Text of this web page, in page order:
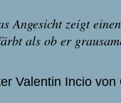
Angesicht zeigt
als ob er
Valentin Incio